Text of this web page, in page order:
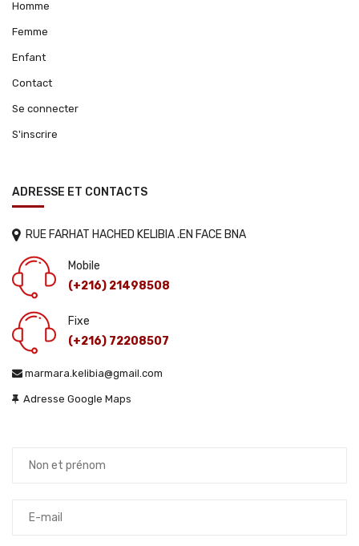
Homme
Femme
Enfant
Contact
Se connecter
S'inscrire
ADRESSE ET CONTACTS
RUE FARHAT HACHED KELIBIA .EN FACE BNA
Mobile
(+216) 21498508
Fixe
(+216) 72208507
marmara.kelibia@gmail.com
Adresse Google Maps